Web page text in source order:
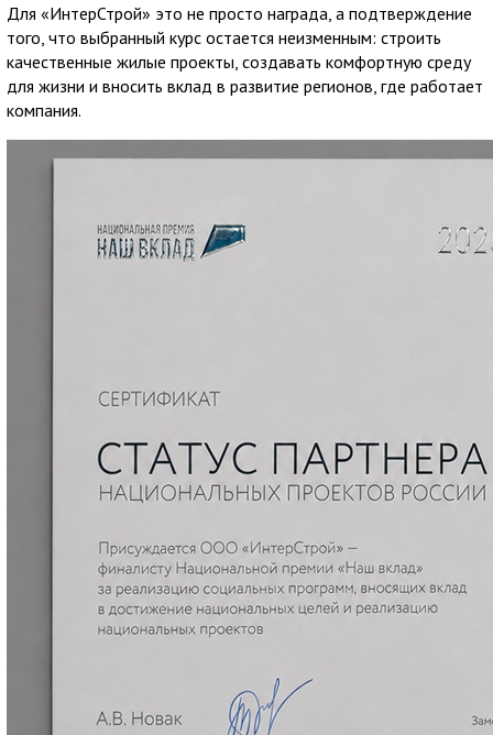
Для «ИнтерСтрой» это не просто награда, а подтверждение
того, что выбранный курс остается неизменным: строить
качественные жилые проекты, создавать комфортную среду
для жизни и вносить вклад в развитие регионов, где работает
компания.